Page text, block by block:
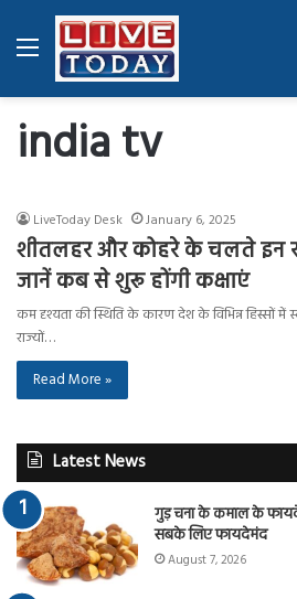
Menu
india tv
LiveToday Desk January 6, 2025
शीतलहर और कोहरे के चलते इन
जानें कब से शुरू होंगी कक्षाएं
कम दृश्यता की स्थिति के कारण देश के विभिन्न हिस्सों
राज्यों…
Read More »
Latest News
गुड़ चना के कमाल के
सबके लिए फायदेमंद
August 7, 2026